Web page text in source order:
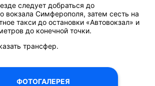
следует добраться до
вокзала Симферополя, затем сесть на
такси до остановки «Автовокзал» и
до конечной точки.
трансфер.
ФОТОГАЛЕРЕЯ